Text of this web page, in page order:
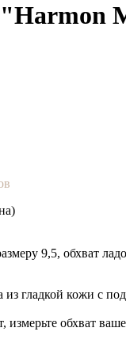
"Harmon
9,5, обхват
гладкой кожи с
измерьте обхват